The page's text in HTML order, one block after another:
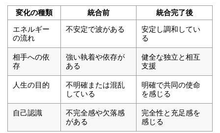
変化の種類 統合前
統合完了後
エネルギー
の流れ
不安定で波がある
安定し調和してい
る
相手への依
存
強い執着や依存が
ある
健全な独立と相互
支援
人生の目的
不明確または混乱
している
明確で共同の使命
を感じる
自己認識
不完全感や欠落感
がある
完全性と充足感を
感じる